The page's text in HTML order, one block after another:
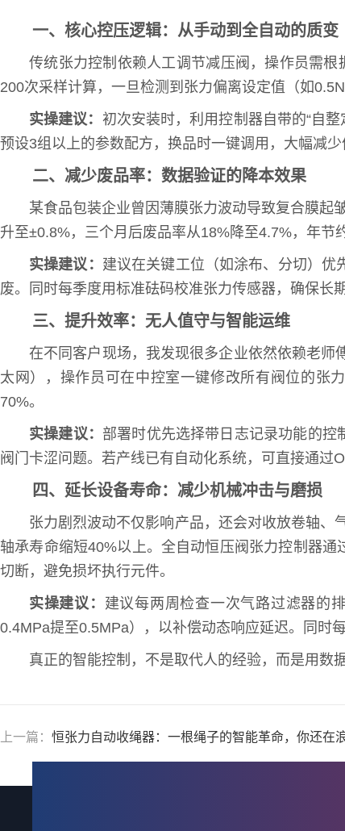
一、核心控压逻辑：从手动到全自动的质变
传统张力控制依赖人工调节减压阀，操作员需
200次采样计算，一旦检测到张力偏离设定值（如
实操建议： 初次安装时，利用控制器自带的“自
预设3组以上的参数配方，换品时一键调用，大幅减少
二、减少废品率：数据验证的降本效果
某食品包装企业曾因薄膜张力波动导致复合膜起
升至±0.8%，三个月后废品率从18%降至4.7%，年节
实操建议： 建议在关键工位（如涂布、分切）
废。同时每季度用标准砝码校准张力传感器，确保长期
三、提升效率：无人值守与智能运维
在不同客户现场，我发现很多企业依然依赖老
太网），操作员可在中控室一键修改所有阀位的张
70%。
实操建议： 部署时优先选择带日志记录功能的
阀门卡涩问题。若产线已有自动化系统，可直接通过
四、延长设备寿命：减少机械冲击与磨损
张力剧烈波动不仅影响产品，还会对收放卷轴
轴承寿命缩短40%以上。全自动恒压阀张力控制器
切断，避免损坏执行元件。
实操建议： 建议每两周检查一次气路过滤器的
0.4MPa提至0.5MPa），以补偿动态响应延迟。同时
真正的智能控制，不是取代人的经验，而是用数
上一篇： 恒张力自动收绳器：一根绳子的智能革命，你还在